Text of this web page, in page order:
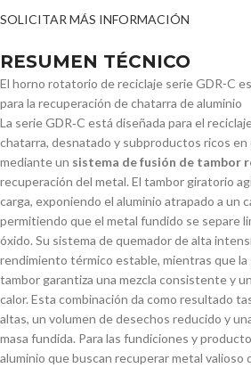
SOLICITAR MÁS INFORMACIÓN
RESUMEN TÉCNICO
El horno rotatorio de reciclaje serie GDR-C
para la recuperación de chatarra de aluminio
La serie GDR‑C está diseñada para el
chatarra, desnatado y subproductos ricos en
mediante un sistema de fusión de tambor
recuperación del metal. El tambor giratorio
carga, exponiendo el aluminio atrapado a un
permitiendo que el metal fundido se separe
óxido. Su sistema de quemador de alta
rendimiento térmico estable, mientras que
tambor garantiza una mezcla consistente y
calor. Esta combinación da como resultado
altas, un volumen de desechos reducido y
masa fundida. Para las fundiciones y
aluminio que buscan recuperar metal valioso